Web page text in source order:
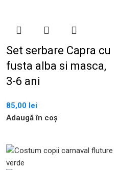
Set serbare Capra cu
fusta alba si masca,
3-6 ani
85,00 lei
Adaugă în coș